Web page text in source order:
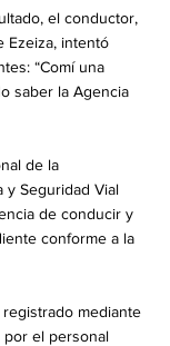
el conductor,
Ezeiza, intentó
“Comí una
saber la Agencia
de la
y Seguridad Vial
de conducir y
conforme a la
mediante
por el personal